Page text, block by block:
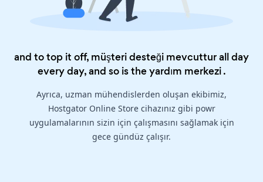
and to top it off, müşteri desteği mevcuttur all day
every day, and so is theyardım merkezi.
Ayrıca, uzman mühendislerden oluşan ekibimiz,
Hostgator Online Store cihazınız gibi powr
uygulamalarının sizin için çalışmasını sağlamak için
gece gündüz çalışır.